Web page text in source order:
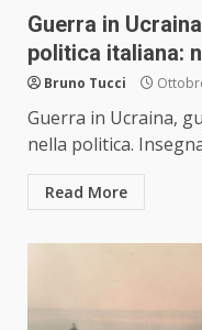
Guerra in
politica italiana:
Bruno Tucci
Guerra in Ucraina,
nella politica.
Read More